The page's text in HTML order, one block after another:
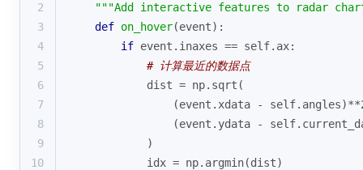
2
"""Add interactive features to radar
3
def on_hover(event):
4
if event.inaxes == self.ax:
5
# 计算最近的数据点
6
            dist = np.sqrt(
7
                (event.xdata - self.angles)**
8
(event.ydata -
9
            )
10
            idx = np.argmin(dist)